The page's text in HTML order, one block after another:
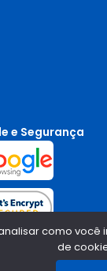
e Segurança
como
de